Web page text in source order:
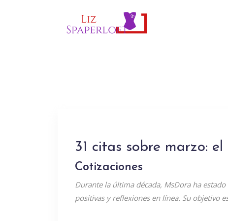
31 citas sobre marzo:
Cotizaciones
Durante la última década, MsDora ha
positivas y reflexiones en línea. Su objetivo